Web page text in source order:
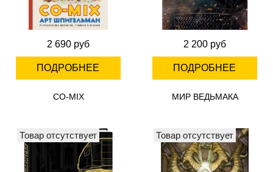
2 690 руб
ПОДРОБНЕЕ
CO-MIX
2 200 руб
ПОДРОБНЕЕ
МИР ВЕДЬМАКА
Товар отсутствует Товар отсутствует